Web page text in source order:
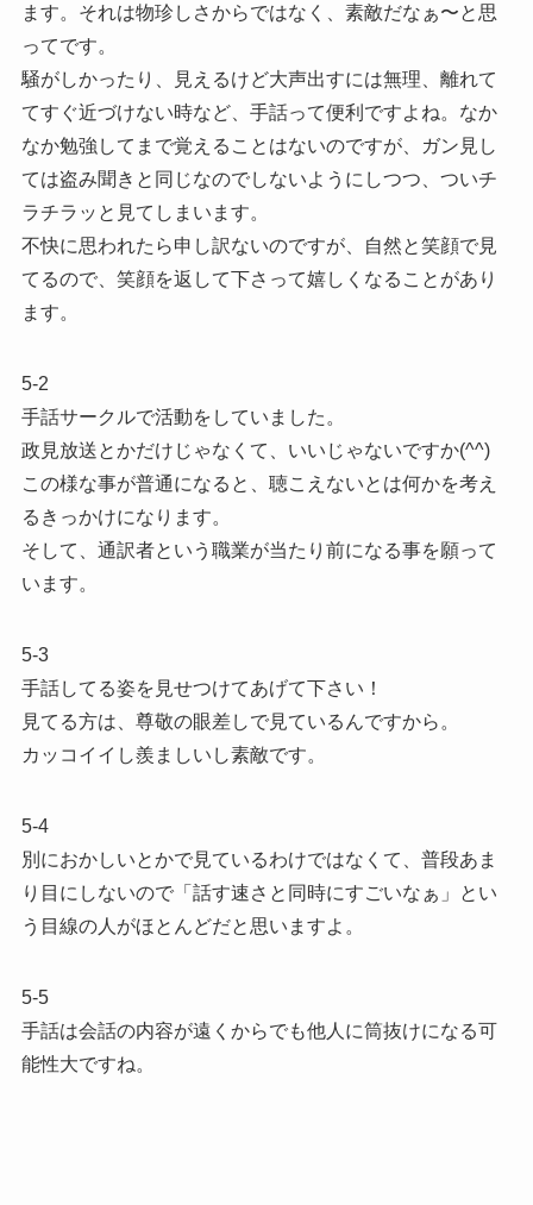
ます。それは物珍しさからではなく、素敵だなぁ〜と思
ってです。
騒がしかったり、見えるけど大声出すには無理、離れて
てすぐ近づけない時など、手話って便利ですよね。なか
なか勉強してまで覚えることはないのですが、ガン見し
ては盗み聞きと同じなのでしないようにしつつ、ついチ
ラチラッと見てしまいます。
不快に思われたら申し訳ないのですが、自然と笑顔で見
てるので、笑顔を返して下さって嬉しくなることがあり
ます。
5-2
手話サークルで活動をしていました。
政見放送とかだけじゃなくて、いいじゃないですか(^^)
この様な事が普通になると、聴こえないとは何かを考え
るきっかけになります。
そして、通訳者という職業が当たり前になる事を願って
います。
5-3
手話してる姿を見せつけてあげて下さい！
見てる方は、尊敬の眼差しで見ているんですから。
カッコイイし羨ましいし素敵です。
5-4
別におかしいとかで見ているわけではなくて、普段あま
り目にしないので「話す速さと同時にすごいなぁ」とい
う目線の人がほとんどだと思いますよ。
5-5
手話は会話の内容が遠くからでも他人に筒抜けになる可
能性大ですね。